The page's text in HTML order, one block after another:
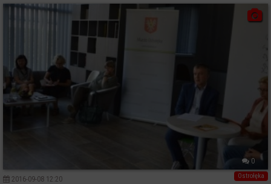
0
Ostrołęka
2016-09-08 12:20